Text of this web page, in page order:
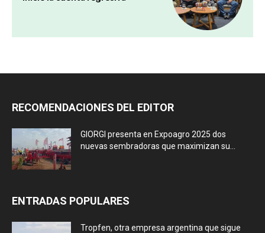
RECOMENDACIONES DEL EDITOR
GIORGI presenta en Expoagro 2025 dos
nuevas sembradoras que maximizan su...
ENTRADAS POPULARES
Tropfen, otra empresa argentina que sigue